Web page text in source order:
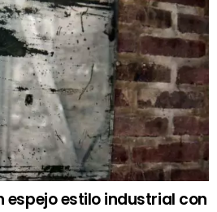
espejo estilo industrial con